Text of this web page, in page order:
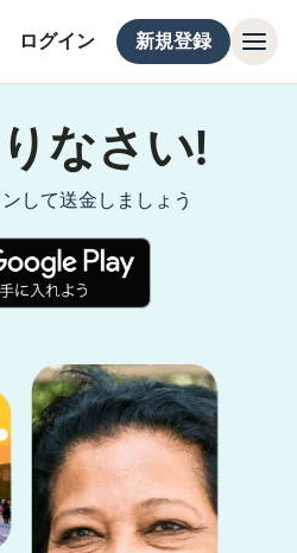
ログイン 新規登録
なさい!
して送金しましょう